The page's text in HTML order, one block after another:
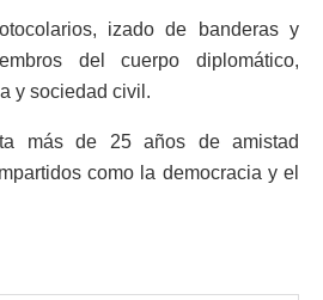
izado de banderas y
del cuerpo diplomático,
y sociedad civil.
más de 25 años de amistad
como la democracia y el